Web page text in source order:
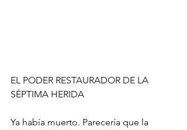
EL PODER RESTAURADOR DE LA
SÉPTIMA HERIDA
Ya había muerto. Parecería que la